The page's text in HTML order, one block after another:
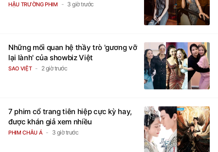
HẬU TRƯỜNG PHIM 3 giờ trước
Những mối quan hệ thầy trò 'gương vỡ
lại lành' của showbiz Việt
SAO VIỆT 2 giờ trước
7 phim cổ trang tiên hiệp cực kỳ hay,
được khán giả xem nhiều
PHIM CHÂU Á 3 giờ trước